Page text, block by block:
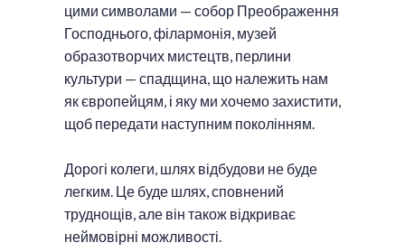
цими символами — собор Преображення
Господнього, філармонія, музей
образотворчих мистецтв, перлини
культури — спадщина, що належить нам
як європейцям, і яку ми хочемо захистити,
щоб передати наступним поколінням.
Дорогі колеги, шлях відбудови не буде
легким. Це буде шлях, сповнений
труднощів, але він також відкриває
неймовірні можливості.